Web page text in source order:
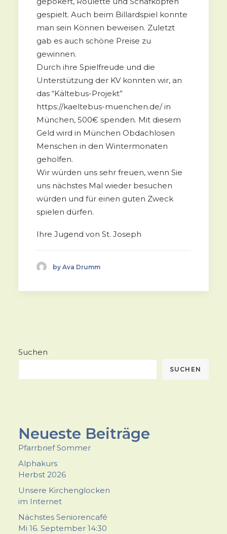
gespielt. Auch beim Billardspiel konnte
man sein Können beweisen. Zuletzt
gab es auch schöne Preise zu
gewinnen.
Durch ihre Spielfreude und die
Unterstützung der KV konnten wir, an
das “Kältebus-Projekt”
https://kaeltebus-muenchen.de/ in
München, 500€ spenden. Mit diesem
Geld wird in München Obdachlosen
Menschen in den Wintermonaten
geholfen.
Wir würden uns sehr freuen, wenn Sie
uns nächstes Mal wieder besuchen
würden und für einen guten Zweck
spielen dürfen.
Ihre Jugend von St. Joseph
by Ava Drumm
Suchen
SUCHEN
Neueste Beiträge
Pfarrbrief Sommer
Alphakurs
Herbst 2026
Unsere Kirchenglocken
im Internet
Nächstes Seniorencafé
Mi 16. September 14:30